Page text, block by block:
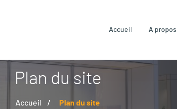
Accueil A propos
Plan du site
Accueil Plan du site